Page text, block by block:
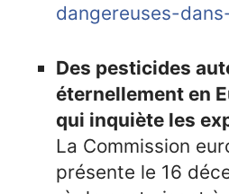
dangereuses-
Des pesticides
éternellement en
qui inquiète les
La Commission
présente le 16